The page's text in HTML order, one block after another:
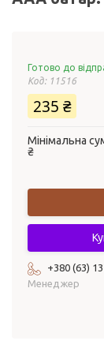
Готово до
Код: 11516
235 ₴
Мінімальна
₴
+380 (63)
Менеджер